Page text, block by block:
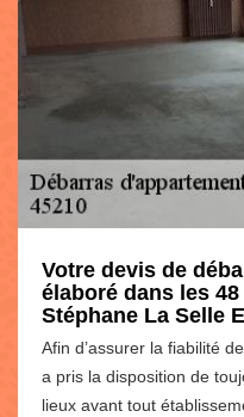
Votre devis de
élaboré dans les
Stéphane La Selle
Afin d’assurer la fiabilité
a pris la disposition de
lieux avant tout